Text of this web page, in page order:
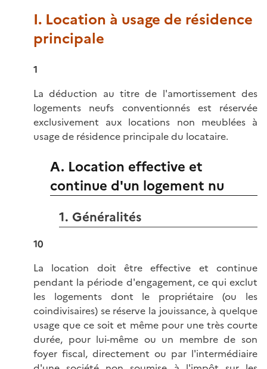
I. Location à usage de résidence
principale
1
La déduction au titre de l'amortissement des
logements neufs conventionnés est réservée
exclusivement aux locations non meublées à
usage de résidence principale du locataire.
A. Location effective et
continue d'un logement nu
1. Généralités
10
La location doit être effective et continue
pendant la période d'engagement, ce qui exclut
les logements dont le propriétaire (ou les
coindivisaires) se réserve la jouissance, à quelque
usage que ce soit et même pour une très courte
durée, pour lui-même ou un membre de son
foyer fiscal, directement ou par l'intermédiaire